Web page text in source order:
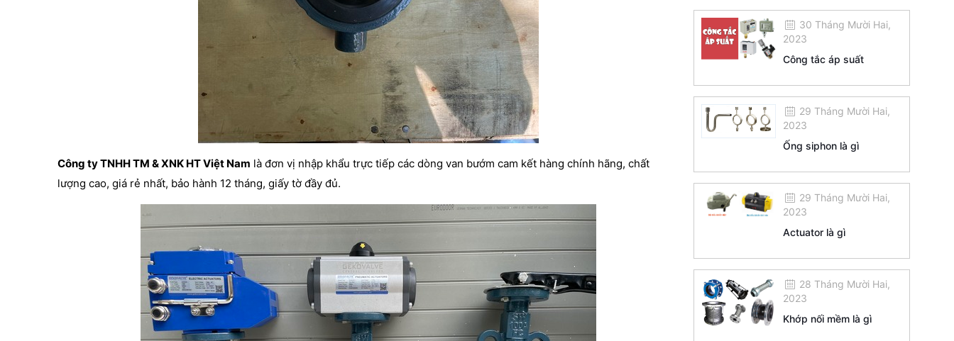
Công ty TNHH TM & XNK HT Việt Nam là đơn vị nhập khẩu trực tiếp các dòng van bướm cam kết hàng chính hãng, chất
lượng cao, giá rẻ nhất, bảo hành 12 tháng, giấy tờ đầy đủ.
30 Tháng Mười Hai,
2023
Công tắc áp suất
29 Tháng Mười Hai,
2023
Ống siphon là gì
29 Tháng Mười Hai,
2023
Actuator là gì
28 Tháng Mười Hai,
2023
Khớp nối mềm là gì